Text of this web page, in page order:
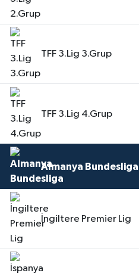
TFF 3.Lig 3.Grup
TFF 3.Lig 4.Grup
Almanya Bundesliga
İngiltere Premier Lig